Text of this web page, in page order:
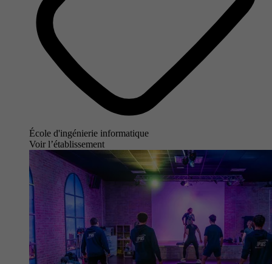
École d'ingénierie informatique
Voir l’établissement